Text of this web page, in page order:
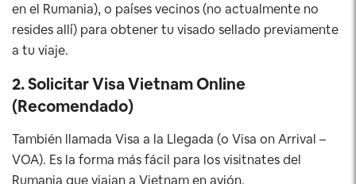
en el Rumania), o países vecinos (no actualmente no
resides allí) para obtener tu visado sellado previamente
a tu viaje.
2. Solicitar Visa Vietnam Online
(Recomendado)
También llamada Visa a la Llegada (o Visa on Arrival –
VOA). Es la forma más fácil para los visitnates del
Rumania que viajan a Vietnam en avión.